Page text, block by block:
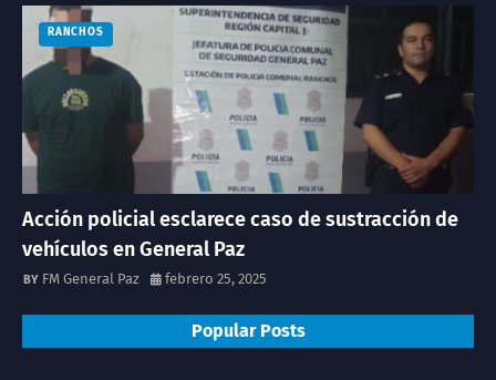
RANCHOS
Acción policial esclarece caso de sustracción de
vehículos en General Paz
FM General Paz febrero 25, 2025
Popular Posts